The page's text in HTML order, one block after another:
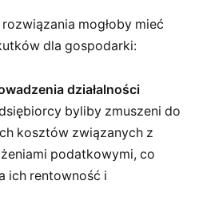
mogłoby mieć
dla gospodarki:
działalności
byliby zmuszeni do
kosztów związanych z
podatkowymi, co
ich rentowność i